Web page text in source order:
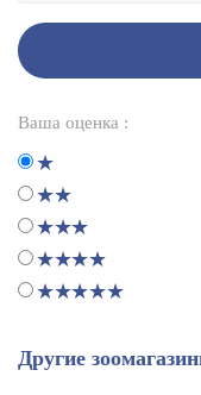
Ваша оценка :
Другие